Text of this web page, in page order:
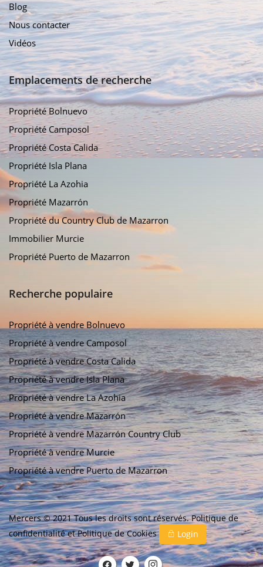
Blog
Nous contacter
Vidéos
Emplacements de recherche
Propriété Bolnuevo
Propriété Camposol
Propriété Costa Calida
Propriété Isla Plana
Propriété La Azohia
Propriété Mazarrón
Propriété du Country Club de Mazarron
Immobilier Murcie
Propriété Puerto de Mazarron
Recherche populaire
Propriété à vendre Bolnuevo
Propriété à vendre Camposol
Propriété à vendre Costa Calida
Propriété à vendre Isla Plana
Propriété à vendre La Azohia
Propriété à vendre Mazarrón
Propriété à vendre Mazarrón Country Club
Propriété à vendre Murcie
Propriété à vendre Puerto de Mazarron
Mercers © 2021 Tous les droits sont réservés.Politique de
confidentialitéetPolitique de Cookies Login